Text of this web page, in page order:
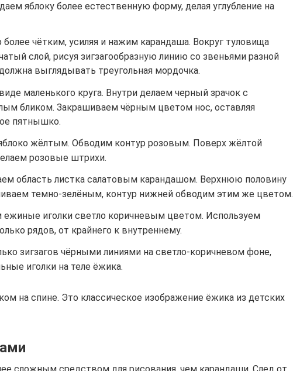
яблоку более естественную форму, делая углубление на
чётким, усиляя и нажим карандаша. Вокруг туловища
слой, рисуя зигзагообразную линию со звеньями разной
выглядывать треугольная мордочка.
маленького круга. Внутри делаем черный зрачок с
бликом. Закрашиваем чёрным цветом нос, оставляя
пятнышко.
жёлтым. Обводим контур розовым. Поверх жёлтой
розовые штрихи.
область листка салатовым карандашом. Верхнюю половину
темно-зелёным, контур нижней обводим этим же цветом.
иголки светло коричневым цветом. Используем
рядов, от крайнего к внутреннему.
зигзагов чёрными линиями на светло-коричневом фоне,
иголки на теле ёжика.
на спине. Это классическое изображение ёжика из детских